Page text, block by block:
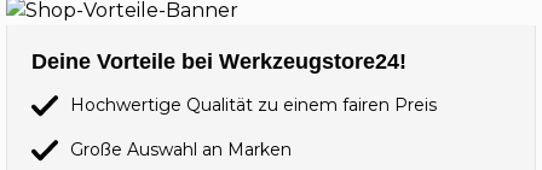
Deine Vorteile bei Werkzeugstore24!
Hochwertige Qualität zu einem fairen Preis
Große Auswahl an Marken